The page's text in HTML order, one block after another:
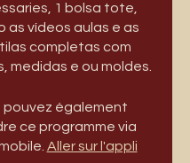
1 bolsa tote,
as vídeos aulas e as
completas com
medidas e ou moldes.
pouvez également
ce programme via
Aller sur l'appli